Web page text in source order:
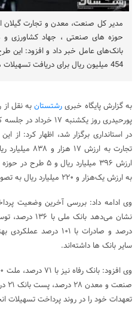
حوزه های صنعتی ، جهاد کشاورزی و
454 میلیون ریال برای دریافت تسهیلات معرفی شدند.
به گزارش پایگاه خبریرشتستانبه نقل از
پورحیدری روز یکشنبه
تجارت به ارزش
ارزش ۳۹۶ میلیارد
به ارزش یک‌هزار و ۲۲۰ میلیارد ریال به تصویب رسید.
وی ادامه داد: بررسی آخرین وضعیت
درصد و صادرات با ۱۰۱
سایر بانک ها داشته‌اند.
تعهدات خود را در روند پرداخت تسهیلات